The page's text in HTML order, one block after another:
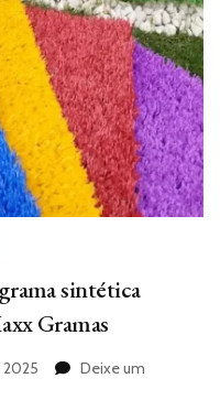
sintética
Gramas
2025
Deixe um